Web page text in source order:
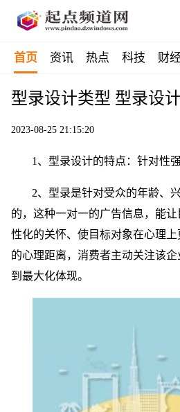
首页 资讯 热点 科技 财
型录设计类型 型录设
2023-08-25 21:15:20
1、型录设计的特点：针对性强
2、型录是针对受众的年龄、
的，这种一对一的广告信息，能
性化的关怀、使目标对象在心理
的心理距离，消费者主动关注该
到最大化体现。